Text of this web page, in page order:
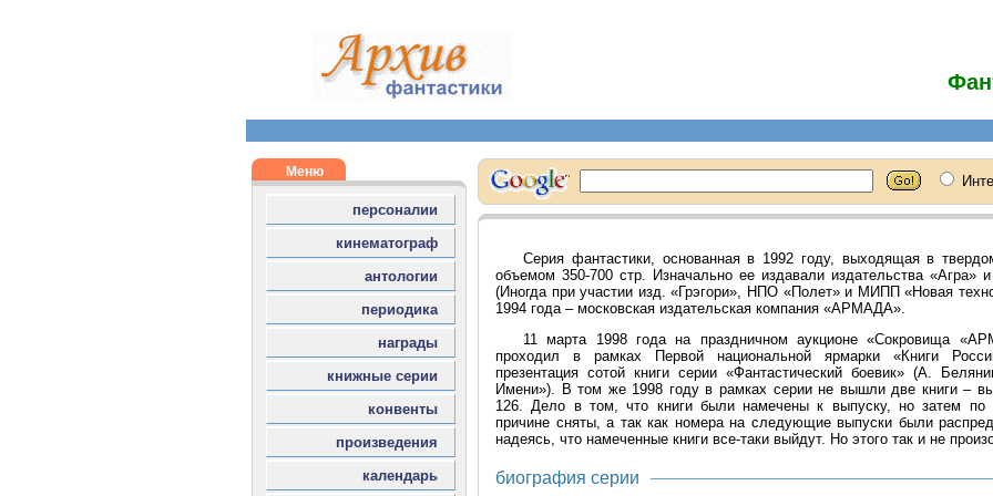
Серия фантастики, основанная в 1992 году, выходящая в
объемом 350-700 стр. Изначально ее издавали издательства «Агра»
(Иногда при участии изд. «Грэгори», НПО «Полет» и МИПП «Новая
1994 года – московская издательская компания «АРМАДА».
11 марта 1998 года на праздничном аукционе «Сокровища
проходил в рамках Первой национальной ярмарки «Книги
презентация сотой книги серии «Фантастический боевик» (А.
Имени»). В том же 1998 году в рамках серии не вышли две книги –
126. Дело в том, что книги были намечены к выпуску, но затем по
причине сняты, а так как номера на следующие выпуски были
надеясь, что намеченные книги все-таки выйдут. Но этого так и не
биография серии